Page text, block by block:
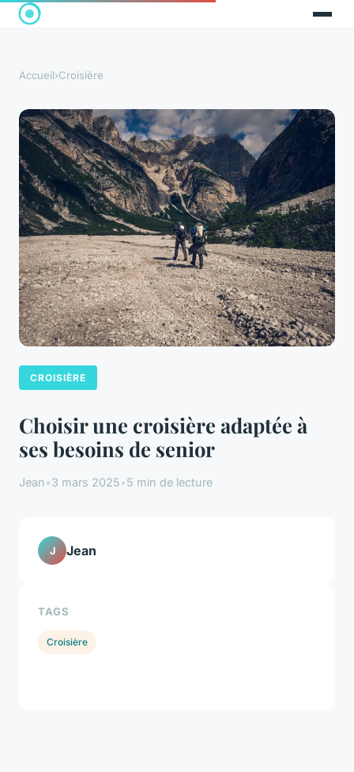
Accueil›Croisière
CROISIÈRE
Choisir une croisière adaptée à
ses besoins de senior
Jean•3 mars 2025•5 min de lecture
J Jean
TAGS
Croisière